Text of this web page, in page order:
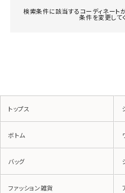
検索条件に該当するコーディネート
条件を変更して
トップス
ボトム
バッグ
ファッション雑貨